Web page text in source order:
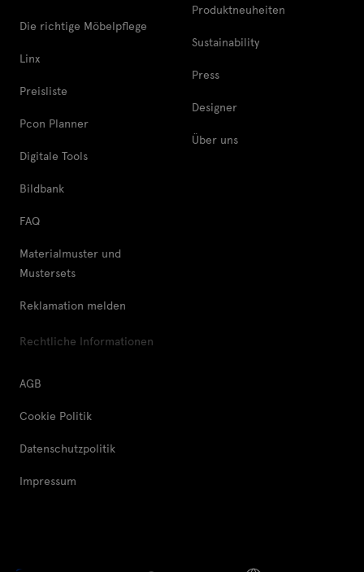
Die richtige Möbelpflege
Linx
Preisliste
Pcon Planner
Digitale Tools
Bildbank
FAQ
Materialmuster und
Mustersets
Reklamation melden
Produktneuheiten
Sustainability
Press
Designer
Über uns
Rechtliche Informationen
AGB
Cookie Politik
Datenschutzpolitik
Impressum